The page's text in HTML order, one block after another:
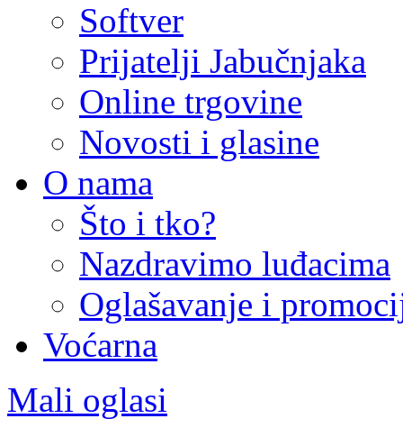
Softver
Prijatelji Jabučnjaka
Online trgovine
Novosti i glasine
O nama
Što i tko?
Nazdravimo luđacima
Oglašavanje i
Voćarna
Mali oglasi